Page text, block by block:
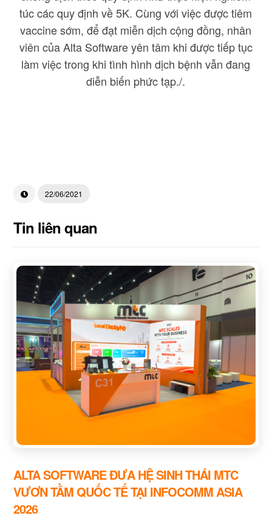
túc các quy định về 5K. Cùng với việc được tiêm
vaccine sớm, để đạt miễn dịch cộng đồng, nhân
viên của Alta Software yên tâm khi được tiếp tục
làm việc trong khi tình hình dịch bệnh vẫn đang
diễn biến phức tạp./.
22/06/2021
Tin liên quan
ALTA SOFTWARE ĐƯA HỆ SINH THÁI MTC
VƯƠN TẦM QUỐC TẾ TẠI INFOCOMM ASIA
2026